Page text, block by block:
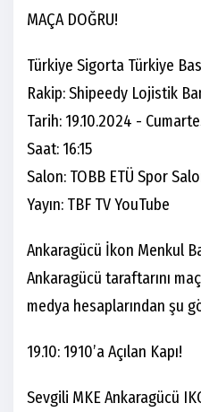
MAÇA DOĞRU!
Türkiye Sigorta Türkiye
Rakip: Shipeedy Lojistik
Tarih: 19.10.2024 -
Saat: 16:15
​​​Salon: TOBB ETÜ Spor
Yayın: TBF TV YouTube
Ankaragücü İkon Menkul
Ankaragücü taraftarını
medya hesaplarından şu
19.10: 1910’a Açılan Kapı!
Sevgili MKE Ankaragücü